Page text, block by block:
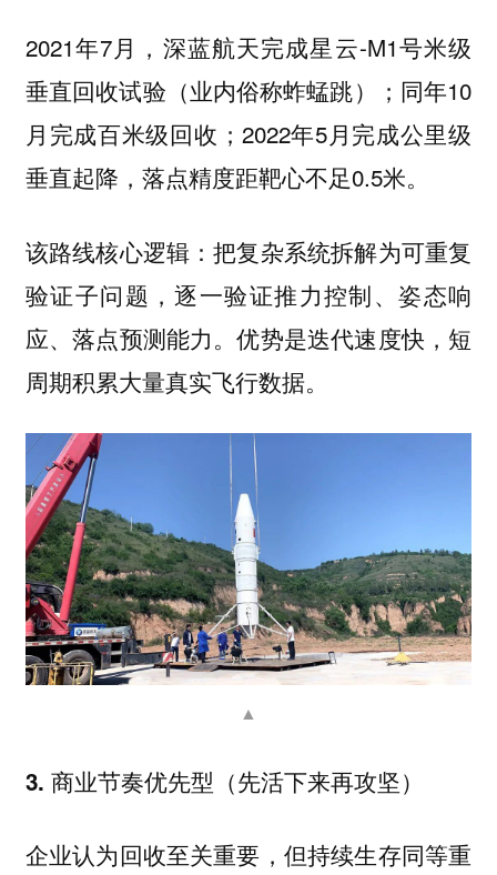
2021年7月，深蓝航天完成星云-M1号米级
垂直回收试验（业内俗称蚱蜢跳）；同年10
月完成百米级回收；2022年5月完成公里级
垂直起降，落点精度距靶心不足0.5米。
该路线核心逻辑：把复杂系统拆解为可重复
验证子问题，逐一验证推力控制、姿态响
应、落点预测能力。优势是迭代速度快，短
周期积累大量真实飞行数据。
▲
3. 商业节奏优先型（先活下来再攻坚）
企业认为回收至关重要，但持续生存同等重